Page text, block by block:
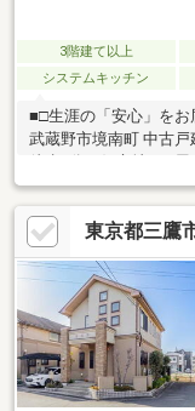
3階建て以上
システムキッチン
■□生涯の「安心」をお
武蔵野市境南町 中古
がよく乾きそうです。
されています。§居住
せずゆったりと過ごせ
スタイルに合わせて使
育施設が揃う、利便
南通り店まで徒歩2分
トーヨーカドー武蔵境
東京都三鷹